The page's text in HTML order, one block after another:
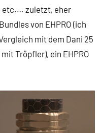
etc.… zuletzt, eher
von EHPRO (ich
mit dem Dani 25
Tröpfler), ein EHPRO